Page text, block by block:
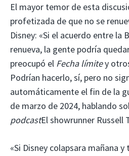
El mayor temor de esta
profetizada de que no se
Disney: «Si el acuerdo entre la
renueva, la gente podría
preocupó el Fecha límitey
Podrían hacerlo, sí, pero no
automáticamente el fin de la
de marzo de 2024, hablando
podcastEl showrunner Russell
«Si Disney colapsara mañana